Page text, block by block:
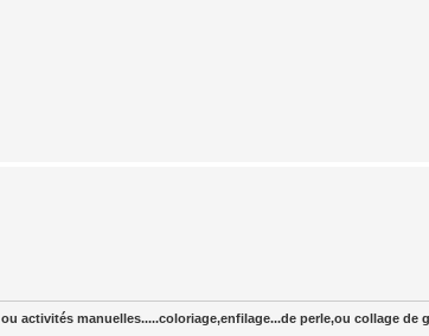
activités manuelles.....coloriage,enfilage...de perle,ou collage de